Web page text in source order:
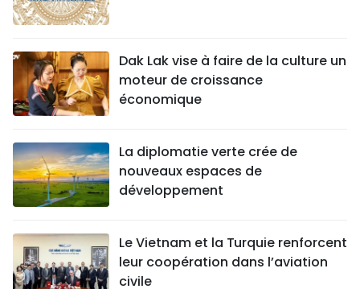
Dak Lak vise à faire de la culture un
moteur de croissance
économique
La diplomatie verte crée de
nouveaux espaces de
développement
Le Vietnam et la Turquie renforcent
leur coopération dans l’aviation
civile